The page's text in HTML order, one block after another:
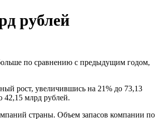
рублей
рост, увеличившись на 21% до 73,13
42,15 млрд рублей.
страны. Объем запасов компании по